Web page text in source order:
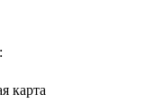
карта